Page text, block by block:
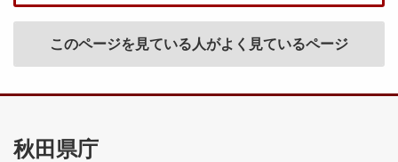
このページを見ている人がよく見ているページ
秋田県庁